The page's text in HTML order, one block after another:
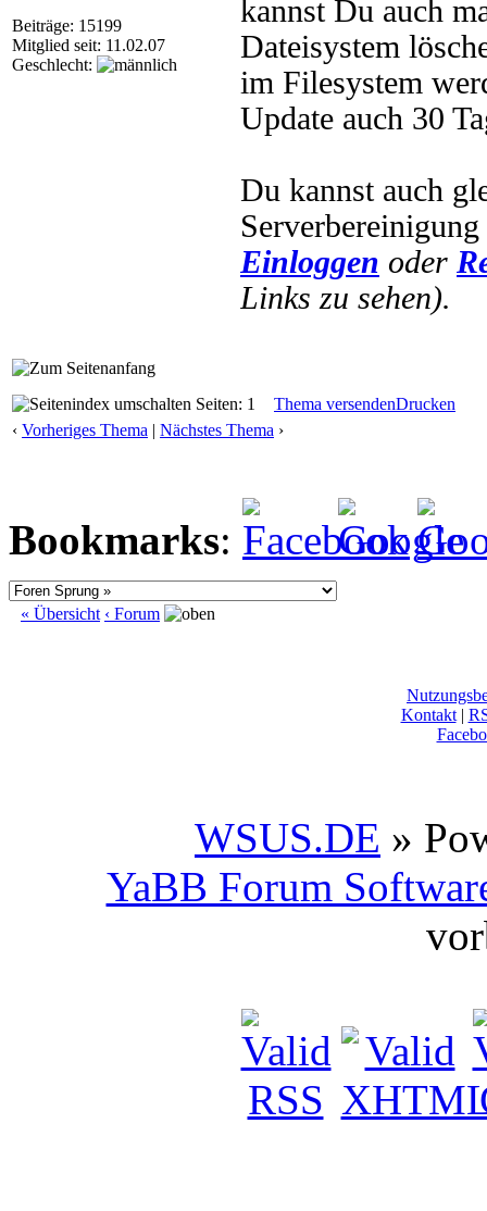
Beiträge: 15199
Mitglied seit: 11.02.07
Geschlecht:
kannst Du auch
Dateisystem
im Filesystem
Update auch 30
Du kannst auch
Einloggen oder
Links zu sehen).
Seiten: 1 Thema versendenDrucken
‹ Vorheriges Thema | Nächstes Thema ›
Bookmarks:
« Übersicht ‹ Forum
Kontakt|
WSUS.DE »
YaBB Forum